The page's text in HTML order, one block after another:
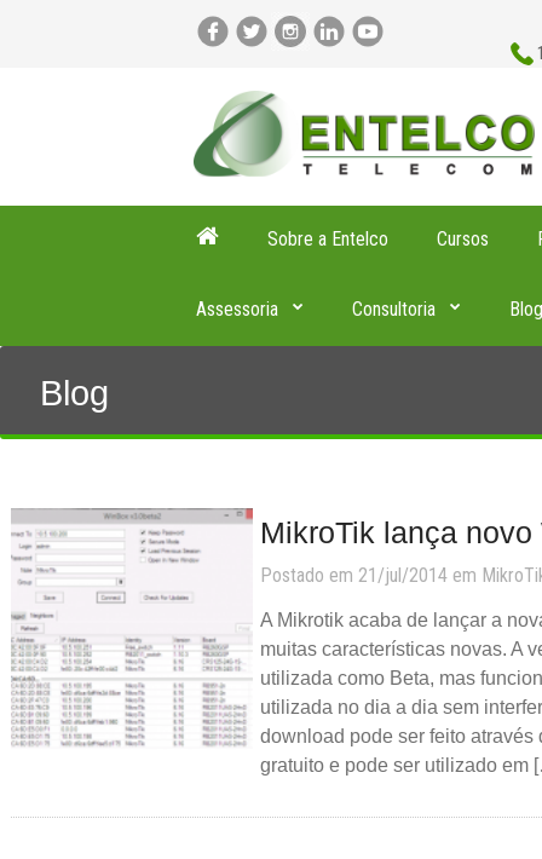
Sobre a Entelco Cursos
Assessoria Consultoria Blog
Blog
MikroTik lança
Postado em 21/jul/2014 em
A Mikrotik acaba de lançar a
muitas características novas. A
utilizada como Beta, mas
utilizada no dia a dia sem
download pode ser feito através
gratuito e pode ser utilizado em